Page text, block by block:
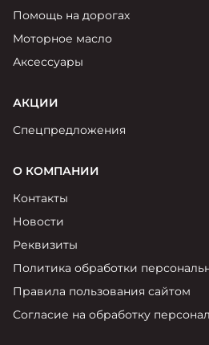
Помощь на дорогах
Моторное масло
Аксессуары
АКЦИИ
Спецпредложения
О КОМПАНИИ
Контакты
Новости
Реквизиты
Политика обработки
Правила пользования сайтом
Согласие на обработку